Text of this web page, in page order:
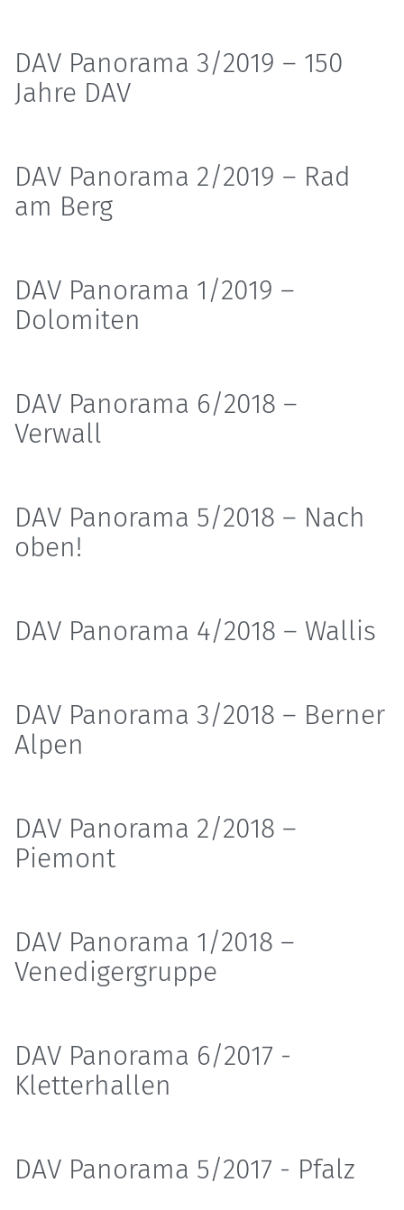
DAV Panorama 3/2019 – 150
Jahre DAV
DAV Panorama 2/2019 – Rad
am Berg
DAV Panorama 1/2019 –
Dolomiten
DAV Panorama 6/2018 –
Verwall
DAV Panorama 5/2018 – Nach
oben!
DAV Panorama 4/2018 – Wallis
DAV Panorama 3/2018 – Berner
Alpen
DAV Panorama 2/2018 –
Piemont
DAV Panorama 1/2018 –
Venediger­gruppe
DAV Panorama 6/2017 -
Kletterhallen
DAV Panorama 5/2017 - Pfalz